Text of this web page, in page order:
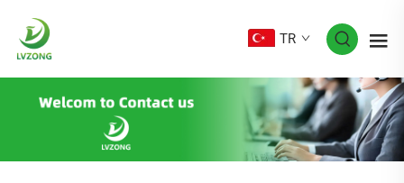
TR